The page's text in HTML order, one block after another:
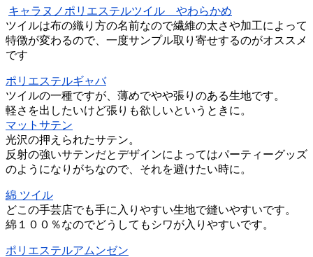
キャラヌノポリエステルツイル やわらかめ
ツイルは布の織り方の名前なので繊維の太さや加工によって
特徴が変わるので、一度サンプル取り寄せするのがオススメ
です
ポリエステルギャバ
ツイルの一種ですが、薄めでやや張りのある生地です。
軽さを出したいけど張りも欲しいというときに。
マットサテン
光沢の押えられたサテン。
反射の強いサテンだとデザインによってはパーティーグッズ
のようになりがちなので、それを避けたい時に。
綿 ツイル
どこの手芸店でも手に入りやすい生地で縫いやすいです。
綿１００％なのでどうしてもシワが入りやすいです。
ポリエステルアムンゼン